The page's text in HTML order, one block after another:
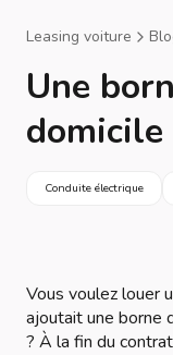
Leasing voiture
Une
domicile
Conduite électrique
Vous voulez louer
ajoutait une borne
? À la fin du